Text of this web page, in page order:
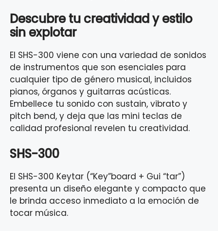
Descubre tu creatividad y estilo
sin explotar
El SHS-300 viene con una variedad de sonidos
de instrumentos que son esenciales para
cualquier tipo de género musical, incluidos
pianos, órganos y guitarras acústicas.
Embellece tu sonido con sustain, vibrato y
pitch bend, y deja que las mini teclas de
calidad profesional revelen tu creatividad.
SHS-300
El SHS-300 Keytar (“Key”board + Gui “tar”)
presenta un diseño elegante y compacto que
le brinda acceso inmediato a la emoción de
tocar música.